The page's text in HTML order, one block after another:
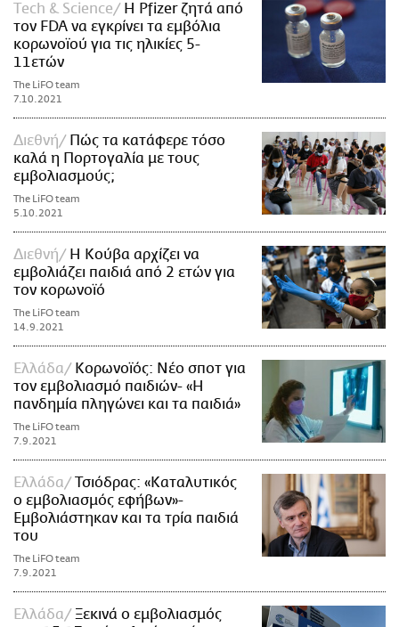
Τech & Science
Η Pfizer ζητά από
τον FDA να εγκρίνει τα εμβόλια
κορωνοϊού για τις ηλικίες 5-
11ετών
The LiFO team
7.10.2021
Διεθνή
Πώς τα κατάφερε τόσο
καλά η Πορτογαλία με τους
εμβολιασμούς;
The LiFO team
5.10.2021
Διεθνή
Η Κούβα αρχίζει να
εμβολιάζει παιδιά από 2 ετών για
τον κορωνοϊό
The LiFO team
14.9.2021
Ελλάδα
Κορωνοϊός: Νέο σποτ για
τον εμβολιασμό παιδιών- «Η
πανδημία πληγώνει και τα παιδιά»
The LiFO team
7.9.2021
Ελλάδα
Τσιόδρας: «Καταλυτικός
ο εμβολιασμός εφήβων»-
Εμβολιάστηκαν και τα τρία παιδιά
του
The LiFO team
7.9.2021
Ελλάδα
Ξεκινά ο εμβολιασμός